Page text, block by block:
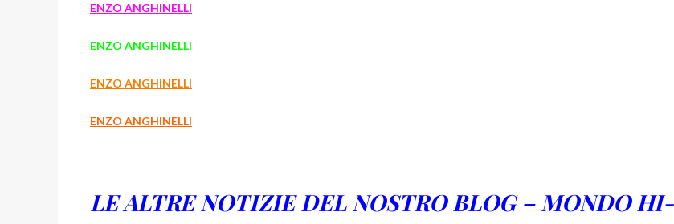
ENZO ANGHINELLI
ENZO ANGHINELLI
ENZO ANGHINELLI
ENZO ANGHINELLI
LE ALTRE NOTIZIE DEL NOSTRO BLOG – MONDO HI-